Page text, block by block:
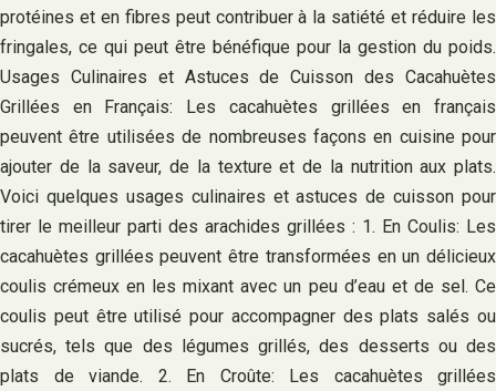
protéines et en fibres peut contribuer à la satiété et réduire les
fringales, ce qui peut être bénéfique pour la gestion du poids.
Usages Culinaires et Astuces de Cuisson des Cacahuètes
Grillées en Français: Les cacahuètes grillées en français
peuvent être utilisées de nombreuses façons en cuisine pour
ajouter de la saveur, de la texture et de la nutrition aux plats.
Voici quelques usages culinaires et astuces de cuisson pour
tirer le meilleur parti des arachides grillées : 1. En Coulis: Les
cacahuètes grillées peuvent être transformées en un délicieux
coulis crémeux en les mixant avec un peu d’eau et de sel. Ce
coulis peut être utilisé pour accompagner des plats salés ou
sucrés, tels que des légumes grillés, des desserts ou des
plats de viande. 2. En Croûte: Les cacahuètes grillées